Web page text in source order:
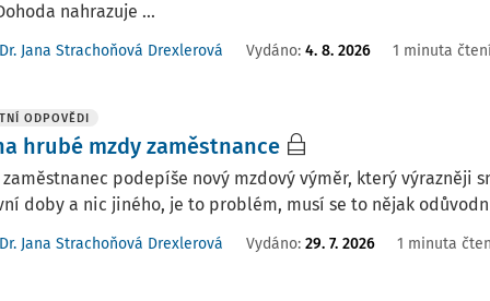
nahrazuje ...
Jana Strachoňová Drexlerová Vydáno: 4. 8. 2026 1 minuta
ODPOVĚDI
hrubé mzdy zaměstnance
zaměstnanec podepíše nový mzdový výměr, který výrazněji
doby a nic jiného, je to problém, musí se to nějak
Jana Strachoňová Drexlerová Vydáno: 29. 7. 2026 1 minuta